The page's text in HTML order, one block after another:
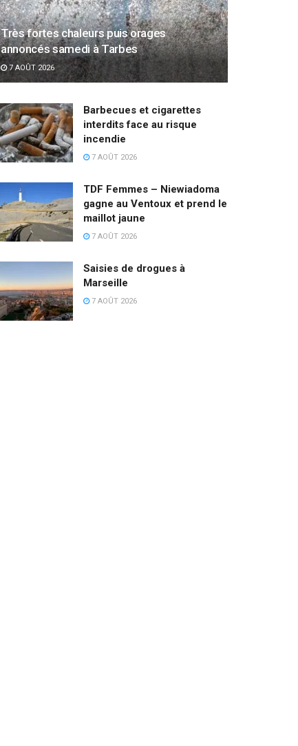
Très fortes chaleurs puis orages
annoncés samedi à Tarbes
7 AOÛT 2026
Barbecues et cigarettes
interdits face au risque
incendie
7 AOÛT 2026
TDF Femmes – Niewiadoma
gagne au Ventoux et prend le
maillot jaune
7 AOÛT 2026
Saisies de drogues à
Marseille
7 AOÛT 2026